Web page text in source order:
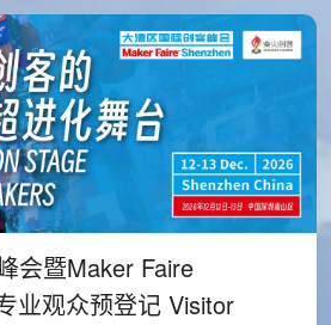
会暨Maker Faire
业观众预登记 Visitor